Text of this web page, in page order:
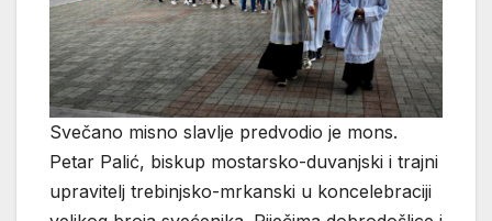
Svečano misno slavlje predvodio je mons.
Petar Palić, biskup mostarsko-duvanjski i trajni
upravitelj trebinjsko-mrkanski u koncelebraciji